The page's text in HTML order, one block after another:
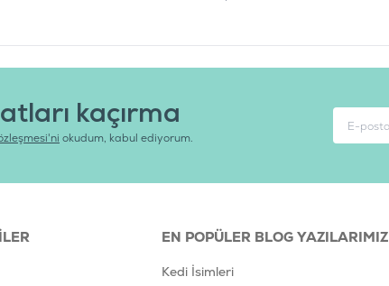
kaçırma
okudum, kabul ediyorum.
EN POPÜLER BLOG YAZILARIMIZ
Kedi İsimleri